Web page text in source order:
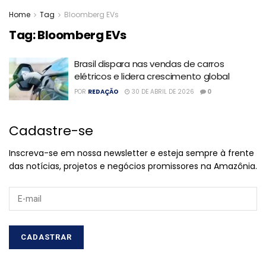
Home Tag Bloomberg EVs
Tag:Bloomberg EVs
Brasil dispara nas vendas de carros
elétricos e lidera crescimento global
POR REDAÇÃO 30 DE ABRIL DE 2026 0
Cadastre-se
Inscreva-se em nossa newsletter e esteja sempre à frente
das notícias, projetos e negócios promissores na Amazônia.